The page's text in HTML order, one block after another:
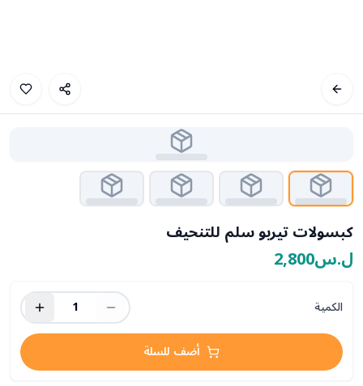
كبسولات تيربو سلم للتنحيف
ل.س2,800
الكمية
1
أضف للسلة